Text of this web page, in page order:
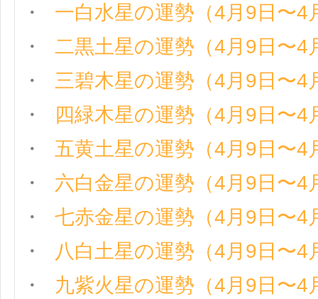
一白水星の運勢（4月9日〜4
二黒土星の運勢（4月9日〜4
三碧木星の運勢（4月9日〜4
四緑木星の運勢（4月9日〜4
五黄土星の運勢（4月9日〜4
六白金星の運勢（4月9日〜4
七赤金星の運勢（4月9日〜4
八白土星の運勢（4月9日〜4
九紫火星の運勢（4月9日〜4